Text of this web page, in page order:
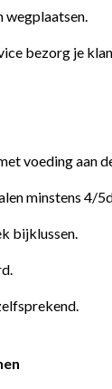
wegplaatsen.
bezorg je
voeding aan
minstens 4/
bijklussen.